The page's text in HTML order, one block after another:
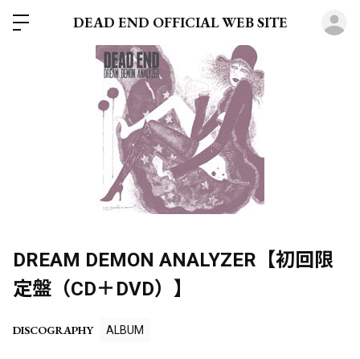
DEAD END OFFICIAL WEB SITE
DREAM DEMON ANALYZER【初回限
定盤（CD＋DVD）】
DISCOGRAPHY ALBUM